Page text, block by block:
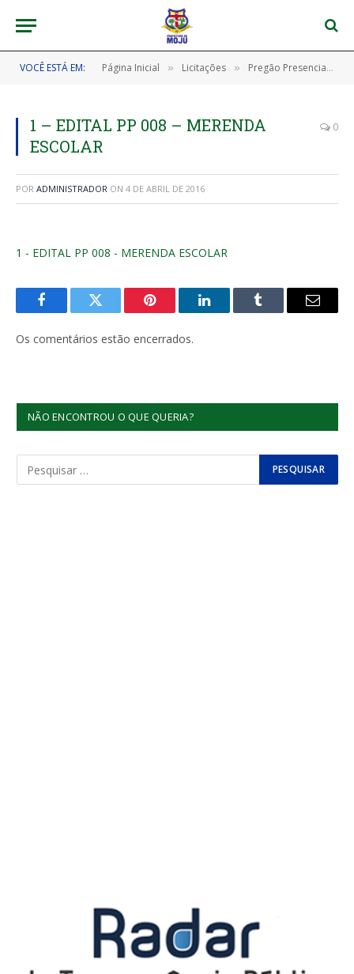
VOCÊ ESTÁ EM: Página Inicial » Licitações » Pregão Presencial nº 008/2015
1 – EDITAL PP 008 – MERENDA
ESCOLAR
0
POR ADMINISTRADOR ON 4 DE ABRIL DE 2016
1 - EDITAL PP 008 - MERENDA ESCOLAR
FacebookTwitter Pinterest LinkedInTumblr
E-
Os comentários estão encerrados.
NÃO ENCONTROU O QUE QUERIA?